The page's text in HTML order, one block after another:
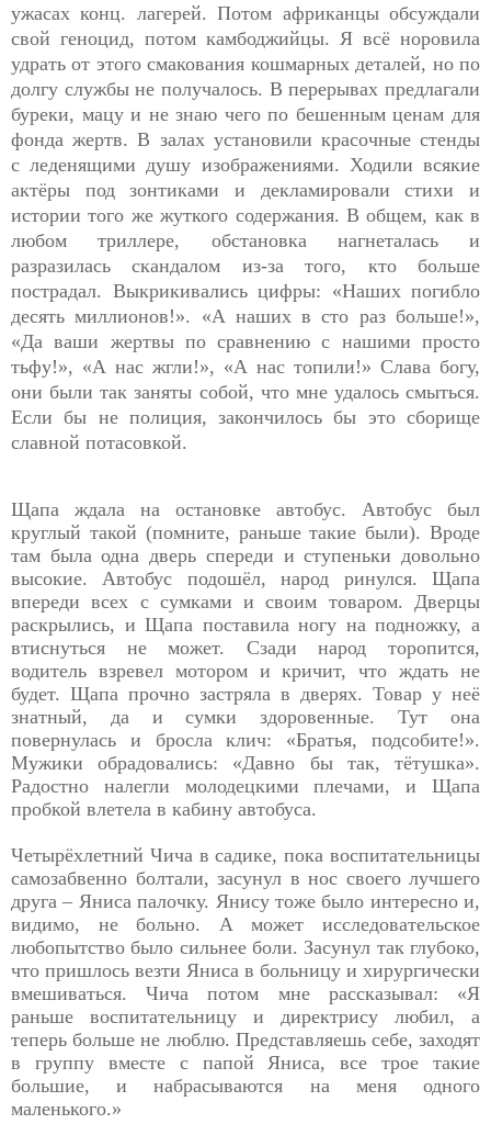
ужасах конц. лагерей. Потом африканцы обсуждали
свой геноцид, потом камбоджийцы. Я всё норовила
удрать от этого смакования кошмарных деталей, но по
долгу службы не получалось. В перерывах предлагали
буреки, мацу и не знаю чего по бешенным ценам для
фонда жертв. В залах установили красочные стенды
следенящими душу изображениями. Ходили всякие
актёры под зонтиками и декламировали стихи и
истории того же жуткого содержания. В общем, как в
любом триллере, обстановка нагнеталась и
разразилась скандалом из-за того, кто больше
пострадал. Выкрикивались цифры: «Наших погибло
десять миллионов!». «А наших в сто раз больше!»,
«Да ваши жертвы по сравнению с нашими просто
тьфу!», «А нас жгли!», «А нас топили!» Слава богу,
они были так заняты собой, что мне удалось смыться.
Если бы не полиция, закончилось бы это сборище
славной потасовкой.
Щапа ждала на остановке автобус. Автобус был
круглый такой (помните, раньше такие были). Вроде
там была одна дверь спереди и ступеньки довольно
высокие. Автобус подошёл, народ ринулся. Щапа
впереди всех с сумками и своим товаром. Дверцы
раскрылись, и Щапа поставила ногу на подножку, а
втиснуться не может. Сзади народ торопится,
водитель взревел мотором и кричит, что ждать не
будет. Щапа прочно застряла в дверях. Товар у неё
знатный, да и сумки здоровенные. Тут она
повернулась и бросла клич: «Братья, подсобите!».
Мужики обрадовались: «Давно бы так, тётушка».
Радостно налегли молодецкими плечами, и Щапа
пробкой влетела в кабину автобуса.
Четырёхлетний Чича в садике, пока воспитательницы
самозабвенно болтали, засунул в нос своего лучшего
друга – Яниса палочку. Янису тоже было интересно и,
видимо, не больно. А может исследовательское
любопытство было сильнее боли. Засунул так глубоко,
что пришлось везти Яниса в больницу и хирургически
вмешиваться. Чича потом мне рассказывал: «Я
раньше воспитательницу и директрису любил, а
теперь больше не люблю. Представляешь себе, заходят
в группу вместе с папой Яниса, все трое такие
большие, и набрасываются на меня одного
маленького.»